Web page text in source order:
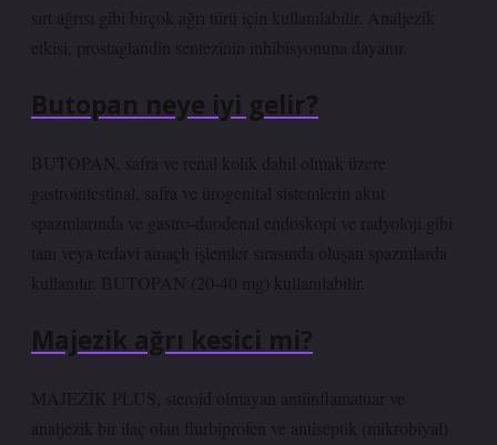
sırt ağrısı gibi birçok ağrı türü için kullanılabilir. Analjezik
etkisi, prostaglandin sentezinin inhibisyonuna dayanır.
Butopan neye iyi gelir?
BUTOPAN, safra ve renal kolik dahil olmak üzere
gastrointestinal, safra ve ürogenital sistemlerin akut
spazmlarında ve gastro-duodenal endoskopi ve radyoloji gibi
tanı veya tedavi amaçlı işlemler sırasında oluşan spazmlarda
kullanılır. BUTOPAN (20-40 mg) kullanılabilir.
Majezik ağrı kesici mi?
MAJEZİK PLUS, steroid olmayan antiinflamatuar ve
analjezik bir ilaç olan flurbiprofen ve antiseptik (mikrobiyal)